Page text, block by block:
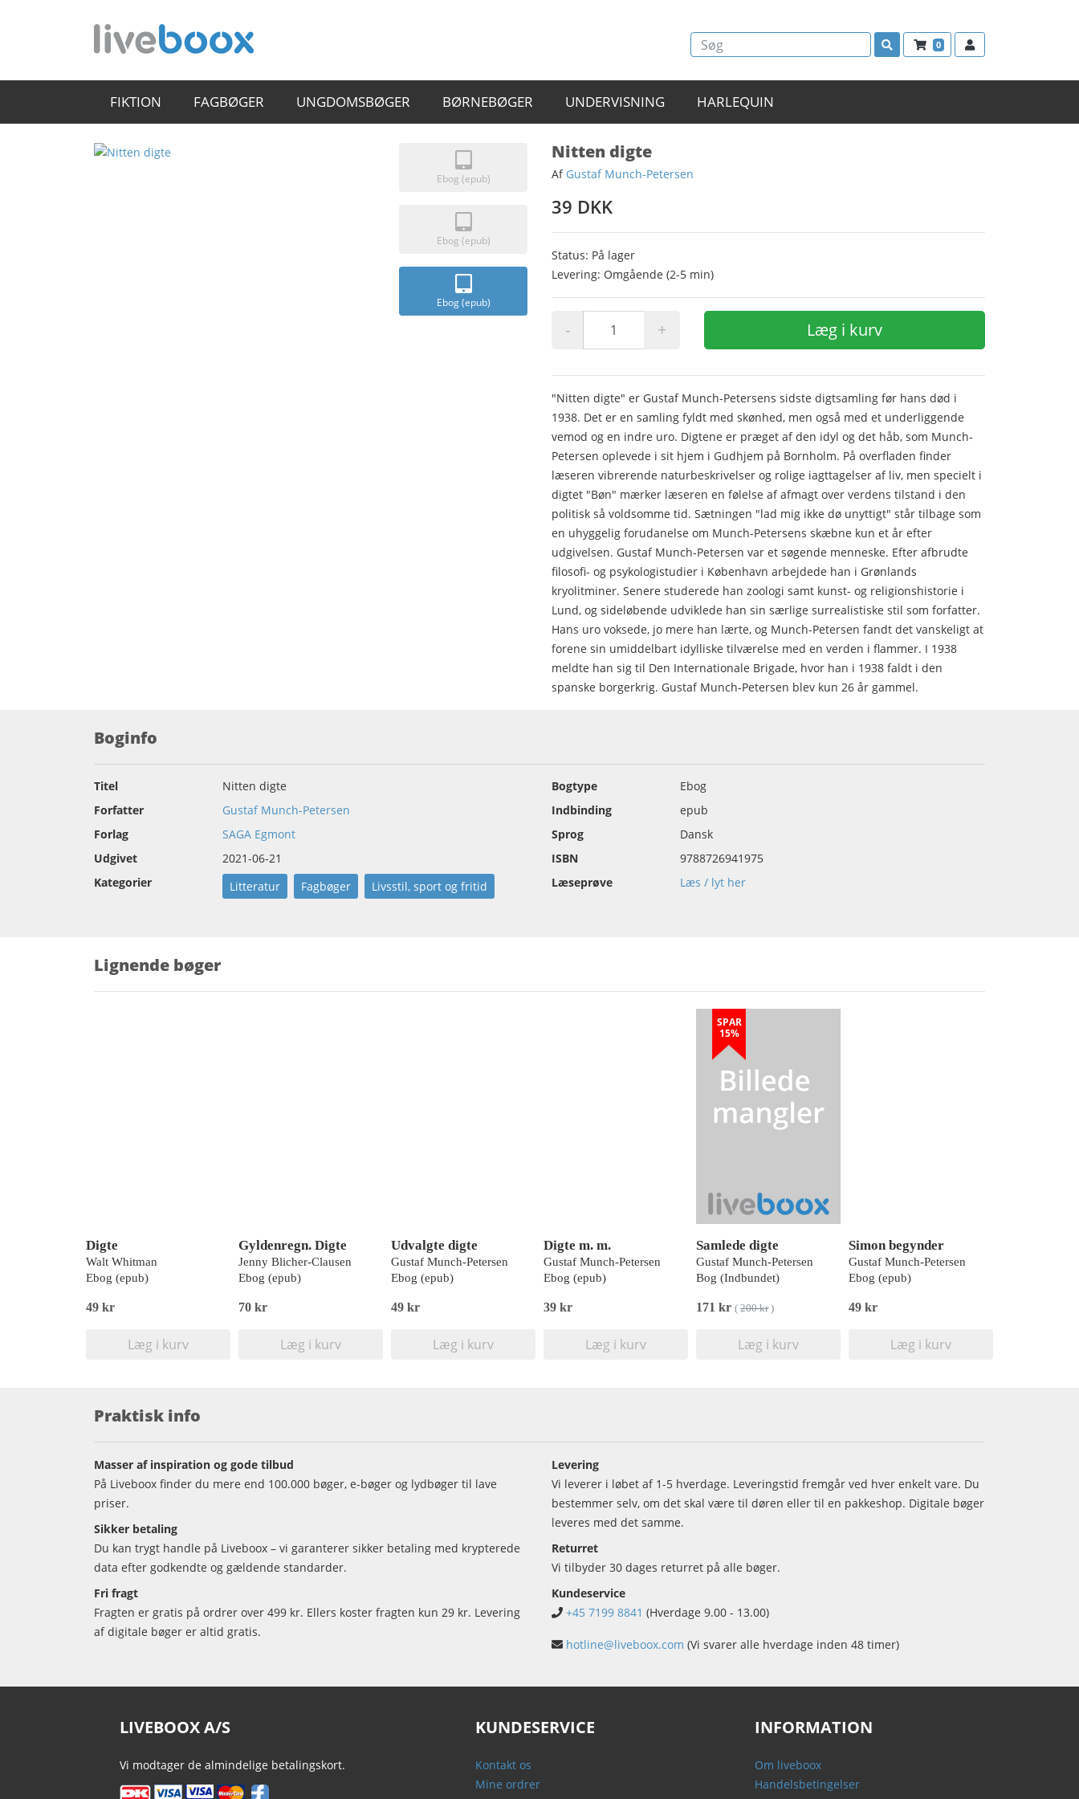
0
FIKTION FAGBØGER UNGDOMSBØGER BØRNEBØGER UNDERVISNING HARLEQUIN
Ebog (epub)
Ebog (epub)
Ebog (epub)
Nitten digte
Af Gustaf Munch-Petersen
39 DKK
Status: På lager
Levering: Omgående (2-5 min)
- + Læg i kurv
"Nitten digte" er Gustaf Munch-Petersens sidste digtsamling før hans død i
1938. Det er en samling fyldt med skønhed, men også med et underliggende
vemod og en indre uro. Digtene er præget af den idyl og det håb, som Munch-
Petersen oplevede i sit hjem i Gudhjem på Bornholm. På overfladen finder
læseren vibrerende naturbeskrivelser og rolige iagttagelser af liv, men specielt i
digtet "Bøn" mærker læseren en følelse af afmagt over verdens tilstand i den
politisk så voldsomme tid. Sætningen "lad mig ikke dø unyttigt" står tilbage som
en uhyggelig forudanelse om Munch-Petersens skæbne kun et år efter
udgivelsen. Gustaf Munch-Petersen var et søgende menneske. Efter afbrudte
filosofi- og psykologistudier i København arbejdede han i Grønlands
kryolitminer. Senere studerede han zoologi samt kunst- og religionshistorie i
Lund, og sideløbende udviklede han sin særlige surrealistiske stil som forfatter.
Hans uro voksede, jo mere han lærte, og Munch-Petersen fandt det vanskeligt at
forene sin umiddelbart idylliske tilværelse med en verden i flammer. I 1938
meldte han sig til Den Internationale Brigade, hvor han i 1938 faldt i den
spanske borgerkrig. Gustaf Munch-Petersen blev kun 26 år gammel.
Boginfo
Titel
Nitten digte
Forfatter
Gustaf Munch-Petersen
Forlag
SAGA Egmont
Udgivet
2021-06-21
Kategorier
Litteratur Fagbøger Livsstil, sport og fritid
Bogtype
Ebog
Indbinding
epub
Sprog
Dansk
ISBN
9788726941975
Læseprøve
Læs / lyt her
Lignende bøger
Digte
Walt Whitman
Ebog (epub)
49 kr
Læg i kurv
Gyldenregn. Digte
Jenny Blicher-Clausen
Ebog (epub)
70 kr
Læg i kurv
Udvalgte digte
Gustaf Munch-Petersen
Ebog (epub)
49 kr
Læg i kurv
Digte m. m.
Gustaf Munch-Petersen
Ebog (epub)
39 kr
Læg i kurv
SPAR
15%
Samlede digte
Gustaf Munch-Petersen
Bog (Indbundet)
171 kr ( 200 kr)
Læg i kurv
Simon begynder
Gustaf Munch-Petersen
Ebog (epub)
49 kr
Læg i kurv
Praktisk info
Masser af inspiration og gode tilbud
På Liveboox finder du mere end 100.000 bøger, e-bøger og lydbøger til lave
priser.
Sikker betaling
Du kan trygt handle på Liveboox – vi garanterer sikker betaling med krypterede
data efter godkendte og gældende standarder.
Fri fragt
Fragten er gratis på ordrer over 499 kr. Ellers koster fragten kun 29 kr. Levering
af digitale bøger er altid gratis.
Levering
Vi leverer i løbet af 1-5 hverdage. Leveringstid fremgår ved hver enkelt vare. Du
bestemmer selv, om det skal være til døren eller til en pakkeshop. Digitale bøger
leveres med det samme.
Returret
Vi tilbyder 30 dages returret på alle bøger.
Kundeservice
+45 7199 8841 (Hverdage 9.00 - 13.00)
hotline@liveboox.com (Vi svarer alle hverdage inden 48 timer)
LIVEBOOX A/S
Vi modtager de almindelige betalingskort.
KUNDESERVICE
Kontakt os
Mine ordrer
INFORMATION
Om liveboox
Handelsbetingelser